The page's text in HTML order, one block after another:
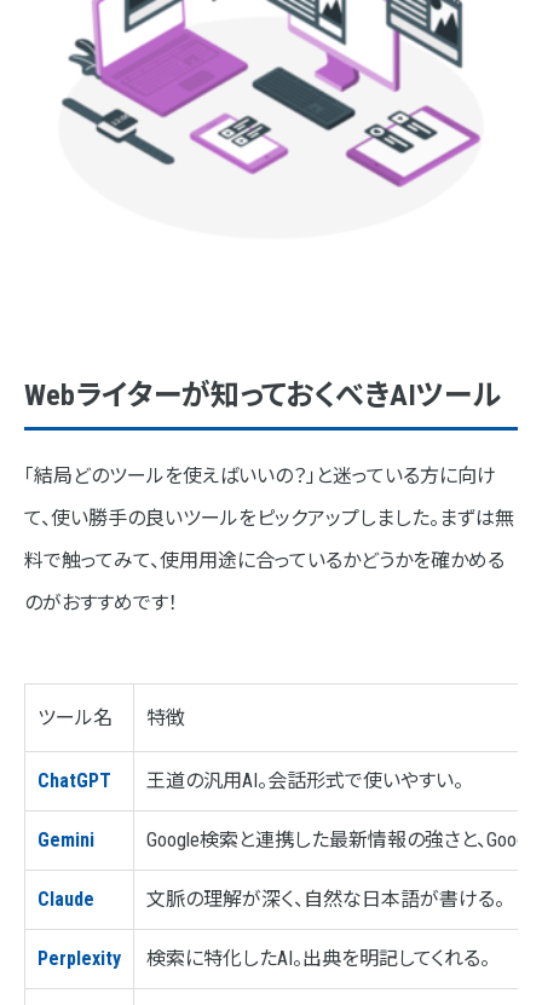
Webライターが知っておくべきAIツール
「結局どのツールを使えばいいの？」と迷っている方に向け
て、使い勝手の良いツールをピックアップしました。まずは無
料で触ってみて、使用用途に合っているかどうかを確かめる
のがおすすめです！
ツール名 特徴
ChatGPT 王道の汎用AI。会話形式で使いやすい。
Gemini Google検索と連携した最新情報の強さと、
Claude 文脈の理解が深く、自然な日本語が書ける。
Perplexity 検索に特化したAI。出典を明記してくれる。